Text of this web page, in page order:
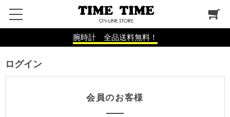
腕時計 全品送料無料！
ログイン
会員のお客様